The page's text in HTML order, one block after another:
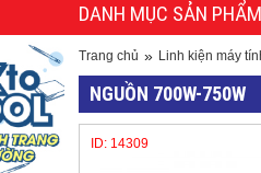
DANH MỤC SẢN PHẨM
Trang chủ » Linh kiện máy
NGUỒN 700W-750W
ID: 14309